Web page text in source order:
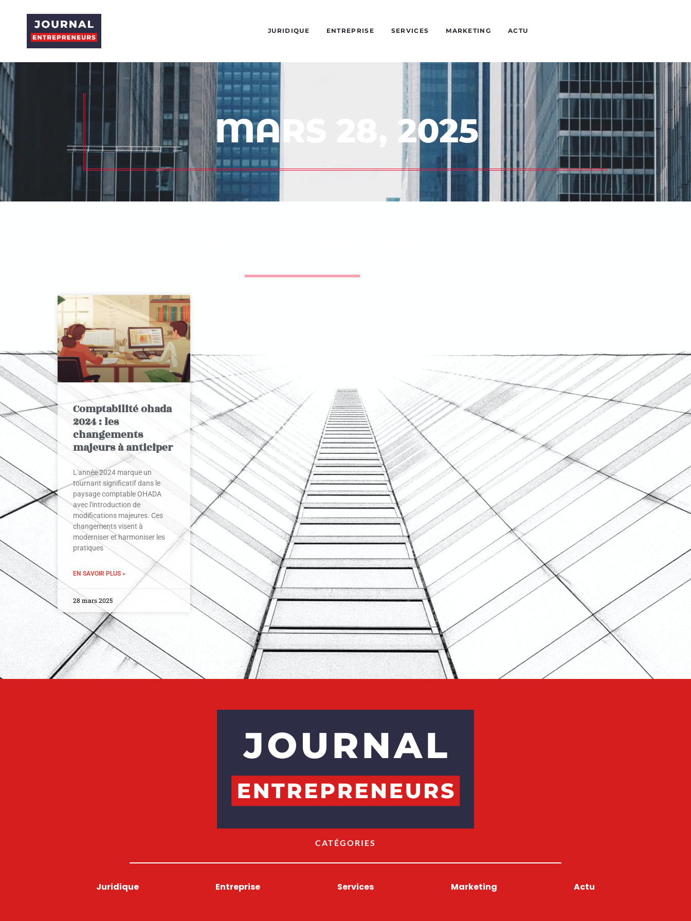
JURIDIQUE ENTREPRISE SERVICES MARKETING ACTU
MARS 28, 2025
Comptabilité ohada
2024 : les
changements
majeurs à anticiper
L'année 2024 marque un
tournant significatif dans le
paysage comptable OHADA
avec l'introduction de
modifications majeures. Ces
changements visent à
moderniser et harmoniser les
pratiques
EN SAVOIR PLUS »
28 mars 2025
CATÉGORIES
Juridique Entreprise Services Marketing Actu